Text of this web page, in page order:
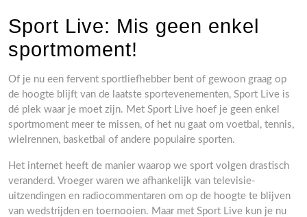
Sport Live: Mis geen enkel
sportmoment!
Of je nu een fervent sportliefhebber bent of gewoon graag op
de hoogte blijft van de laatste sportevenementen, Sport Live is
dé plek waar je moet zijn. Met Sport Live hoef je geen enkel
sportmoment meer te missen, of het nu gaat om voetbal, tennis,
wielrennen, basketbal of andere populaire sporten.
Het internet heeft de manier waarop we sport volgen drastisch
veranderd. Vroeger waren we afhankelijk van televisie-
uitzendingen en radiocommentaren om op de hoogte te blijven
van wedstrijden en toernooien. Maar met Sport Live kun je nu